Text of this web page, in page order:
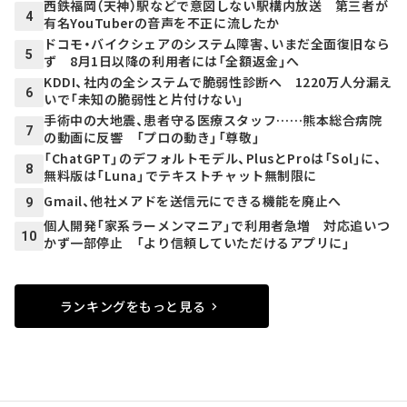
4
西鉄福岡（天神）駅などで意図しない駅構内放送 第三者が
有名YouTuberの音声を不正に流したか
5
ドコモ・バイクシェアのシステム障害、いまだ全面復旧なら
ず 8月1日以降の利用者には「全額返金」へ
6
KDDI、社内の全システムで脆弱性診断へ 1220万人分漏え
いで「未知の脆弱性と片付けない」
7
手術中の大地震、患者守る医療スタッフ……熊本総合病院
の動画に反響 「プロの動き」「尊敬」
8
「ChatGPT」のデフォルトモデル、PlusとProは「Sol」に、
無料版は「Luna」でテキストチャット無制限に
9 Gmail、他社メアドを送信元にできる機能を廃止へ
10
個人開発「家系ラーメンマニア」で利用者急増 対応追いつ
かず一部停止 「より信頼していただけるアプリに」
ランキングをもっと見る